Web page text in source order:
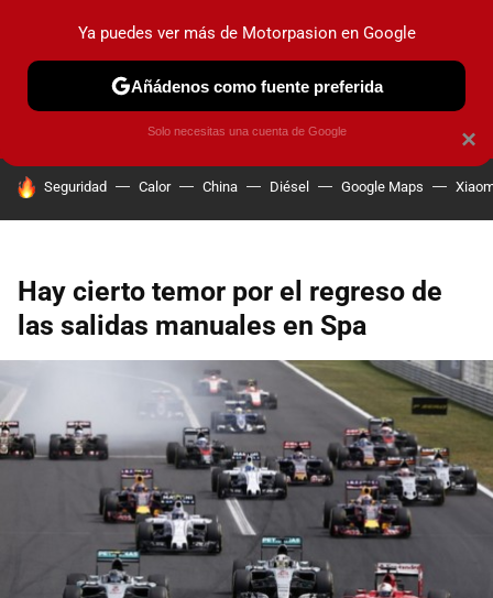
PRUEBAS COCHES ELÉCTRICOS OBSERVATORIO
HOY SE HABLA DE
Seguridad Calor China Diésel Google Maps
Hay cierto temor por el regreso de
las salidas manuales en Spa
×
Ya puedes ver más de Motorpasion en Google
Añádenos como fuente preferida
Solo necesitas una cuenta de Google